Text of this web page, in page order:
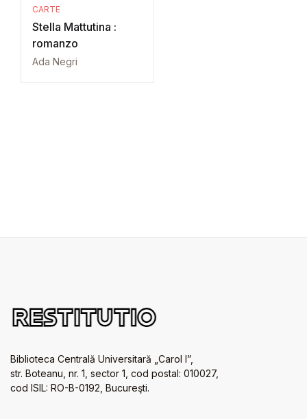
CARTE
Stella Mattutina :
romanzo
Ada Negri
Biblioteca Centrală Universitară „Carol I”,
str. Boteanu, nr. 1, sector 1, cod postal: 010027,
cod ISIL: RO-B-0192, Bucureşti.